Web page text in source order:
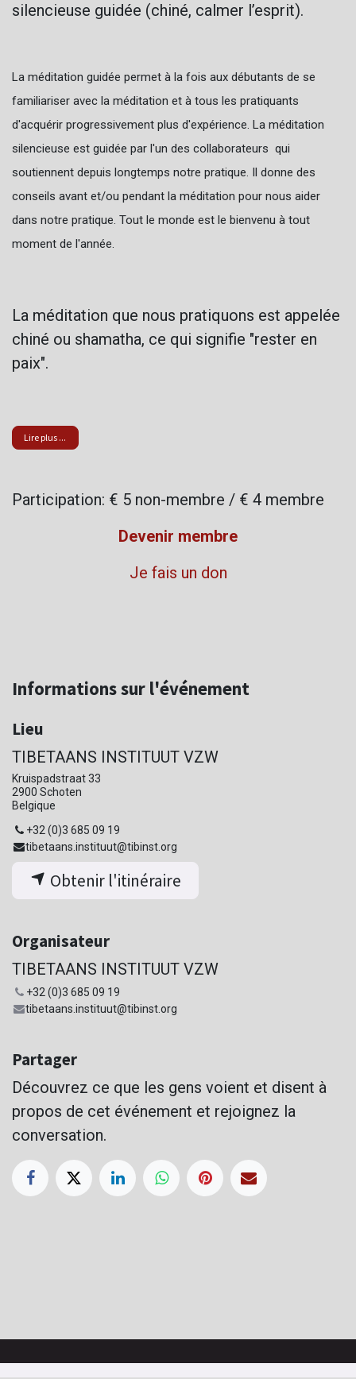
silencieuse guidée (chiné, calmer l’esprit).
La méditation guidée permet à la fois aux débutants de se
familiariser avec la méditation et à tous les pratiquants
d'acquérir progressivement plus d'expérience. La méditation
silencieuse est guidée par l'un des collaborateurs qui
soutiennent depuis longtemps notre pratique. Il donne des
conseils avant et/ou pendant la méditation pour nous aider
dans notre pratique. Tout le monde est le bienvenu à tout
moment de l'année.
La méditation que nous pratiquons est appelée
chiné ou shamatha, ce qui signifie "rester en
paix".
Lire plus ...
Participation: € 5 non-membre / € 4 membre
Devenir membre
Je fais un don
Informations sur l'événement
Lieu
TIBETAANS INSTITUUT VZW
Kruispadstraat 33
2900 Schoten
Belgique
+32 (0)3 685 09 19
tibetaans.instituut@tibinst.org
Obtenir l'itinéraire
Organisateur
TIBETAANS INSTITUUT VZW
+32 (0)3 685 09 19
tibetaans.instituut@tibinst.org
Partager
Découvrez ce que les gens voient et disent à
propos de cet événement et rejoignez la
conversation.